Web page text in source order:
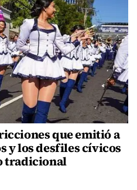
que emitió a
y los desfiles cívicos
tradicional